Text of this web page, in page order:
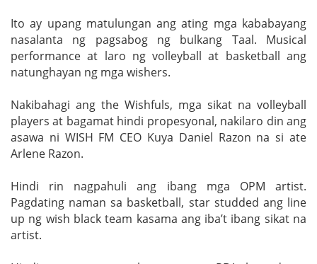
Ito ay upang matulungan ang ating mga kababayang
nasalanta ng pagsabog ng bulkang Taal. Musical
performance at laro ng volleyball at basketball ang
natunghayan ng mga wishers.
Nakibahagi ang the Wishfuls, mga sikat na volleyball
players at bagamat hindi propesyonal, nakilaro din ang
asawa ni WISH FM CEO Kuya Daniel Razon na si ate
Arlene Razon.
Hindi rin nagpahuli ang ibang mga OPM artist.
Pagdating naman sa basketball, star studded ang line
up ng wish black team kasama ang iba’t ibang sikat na
artist.